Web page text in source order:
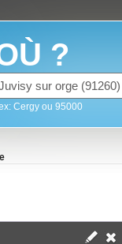
?
Cergy ou 95000